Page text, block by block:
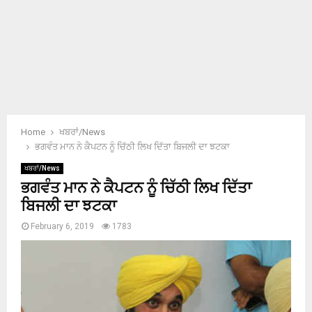
Home
ਖਬਰਾਂ/News
ਭਗਵੰਤ ਮਾਨ ਨੇ ਕੈਪਟਨ ਨੂੰ ਚਿੱਠੀ ਲਿਖ ਦਿੱਤਾ ਬਿਜਲੀ ਦਾ ਝਟਕਾ
ਖਬਰਾਂ/News
ਭਗਵੰਤ ਮਾਨ ਨੇ ਕੈਪਟਨ ਨੂੰ ਚਿੱਠੀ ਲਿਖ ਦਿੱਤਾ
ਬਿਜਲੀ ਦਾ ਝਟਕਾ
February 6, 2019 1783